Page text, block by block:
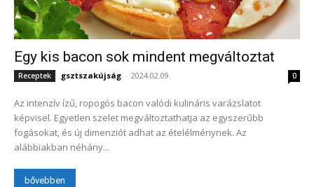
Egy kis bacon sok mindent megváltoztat
Receptek gsztszakújság - 2024.02.09. 0
Az intenzív ízű, ropogós bacon valódi kulináris varázslatot
képvisel. Egyetlen szelet megváltoztathatja az egyszerűbb
fogásokat, és új dimenziót adhat az ételélménynek. Az
alábbiakban néhány...
bővebben